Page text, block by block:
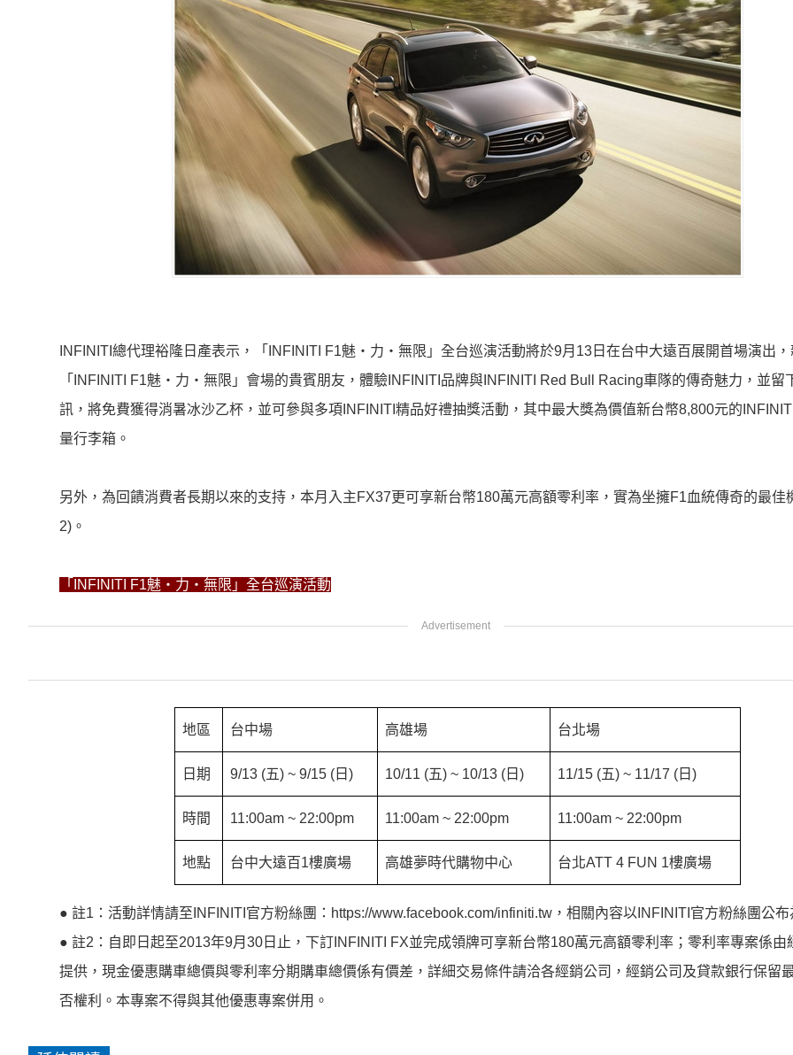
INFINITI總代理裕隆日產表示，「INFINITI F1魅‧力‧無限」全台巡演活動將於9月13日在台中大遠百展開首場演出，
「INFINITI F1魅‧力‧無限」會場的貴賓朋友，體驗INFINITI品牌與INFINITI Red Bull Racing車隊的傳奇魅力，並留
訊，將免費獲得消暑冰沙乙杯，並可參與多項INFINITI精品好禮抽獎活動，其中最大獎為價值新台幣8,800元的
量行李箱。
另外，為回饋消費者長期以來的支持，本月入主FX37更可享新台幣180萬元高額零利率，實為坐擁F1血統傳奇的最佳
2)。
「INFINITI F1魅‧力‧無限」全台巡演活動
地區 台中場 高雄場 台北場
日期 9/13 (五) ~ 9/15 (日) 10/11 (五) ~ 10/13 (日) 11/15 (五) ~ 11/17 (日)
時間 11:00am ~ 22:00pm 11:00am ~ 22:00pm 11:00am ~ 22:00pm
地點 台中大遠百1樓廣場 高雄夢時代購物中心 台北ATT 4 FUN 1樓廣場
● 註1：活動詳情請至INFINITI官方粉絲團：https://www.facebook.com/infiniti.tw，相關內容以INFINITI官方粉絲團公布
● 註2：自即日起至2013年9月30日止，下訂INFINITI FX並完成領牌可享新台幣180萬元高額零利率；零利率專案係由
提供，現金優惠購車總價與零利率分期購車總價係有價差，詳細交易條件請洽各經銷公司，經銷公司及貸款銀行保留
否權利。本專案不得與其他優惠專案併用。